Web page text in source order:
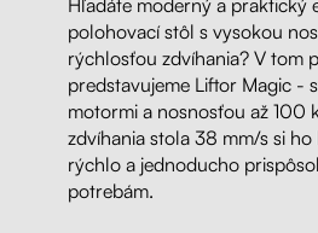
polohovací stôl s vysokou
rýchlosťou zdvíhania? V tom
predstavujeme Liftor Magic -
motormi a nosnosťou až 100
zdvíhania stola 38 mm/s si
rýchlo a jednoducho
potrebám.